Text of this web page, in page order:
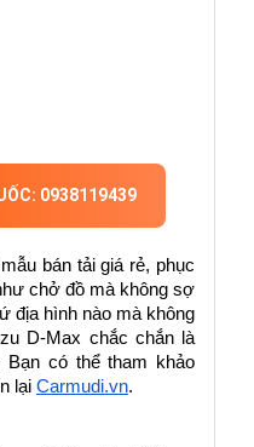
0938119439
bán tải giá rẻ, phục
chở đồ mà không sợ
địa hình nào mà không
D-Max chắc chắn là
có thể tham khảo
lại Carmudi.vn.